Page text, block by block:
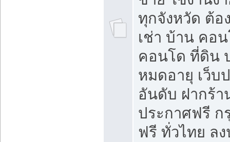
ทุกจังหวัด ต้อ
เช่า บ้าน คอ
คอนโด ที่ดิน
หมดอายุ เว็บ
อันดับ ฝากร้า
ประกาศฟรี ก
ฟรี ทั่วไทย ล